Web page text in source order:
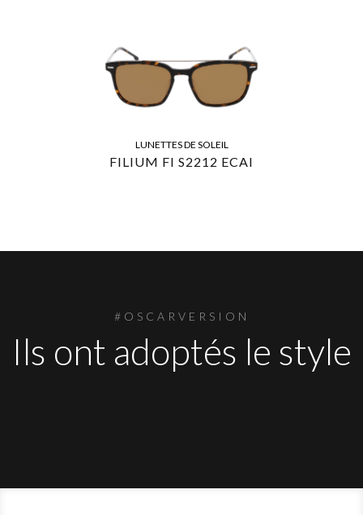
LUNETTES DE SOLEIL
FILIUM FI S2212 ECAI
#OSCARVERSION
Ils ont adoptés le style